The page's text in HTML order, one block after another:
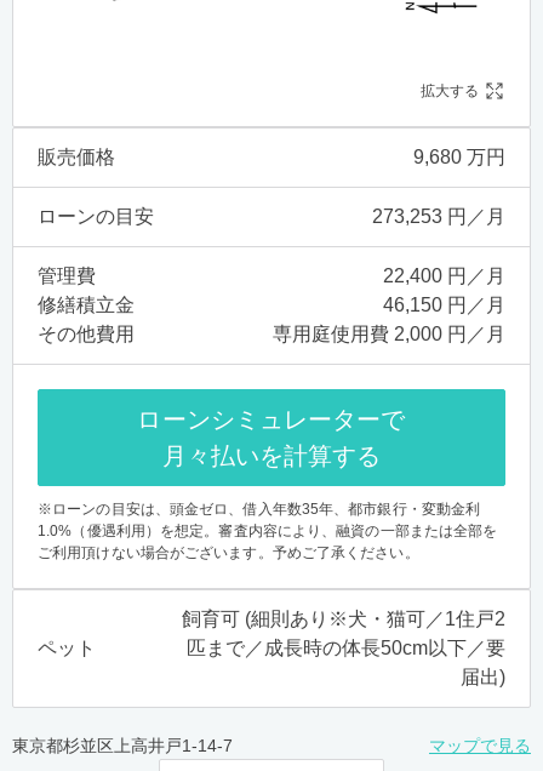
拡大する
販売価格 9,680 万円
ローンの目安 273,253 円／月
管理費
22,400 円／月
修繕積立金
46,150 円／月
その他費用
専用庭使用費 2,000 円／月
ローンシミュレーターで
月々払いを計算する
※ローンの目安は、頭金ゼロ、借入年数35年、都市銀行・変動金利
1.0%（優遇利用）を想定。審査内容により、融資の一部または全部を
ご利用頂けない場合がございます。予めご了承ください。
ペット
飼育可 (細則あり※犬・猫可／1住戸2
匹まで／成長時の体長50cm以下／要
届出)
東京都杉並区上高井戸1-14-7 マップで見る